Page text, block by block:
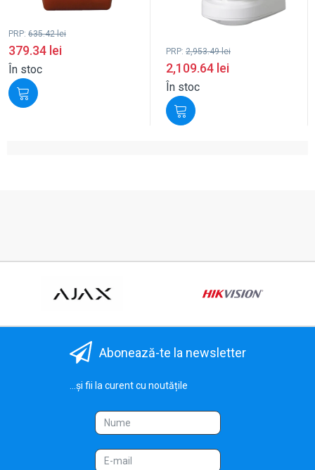
PRP: 635.42lei
379.34 lei
În stoc
PRP: 2,953.49lei
2,109.64 lei
În stoc
Abonează-te la newsletter
...și fii la curent cu noutățile